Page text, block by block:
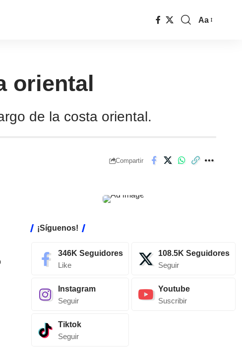
Aa
oriental
de la costa oriental.
Compartir
¡Síguenos!
346K Seguidores
Like
108.5K Seguidores
Seguir
Instagram
Seguir
Youtube
Suscribir
Tiktok
Seguir